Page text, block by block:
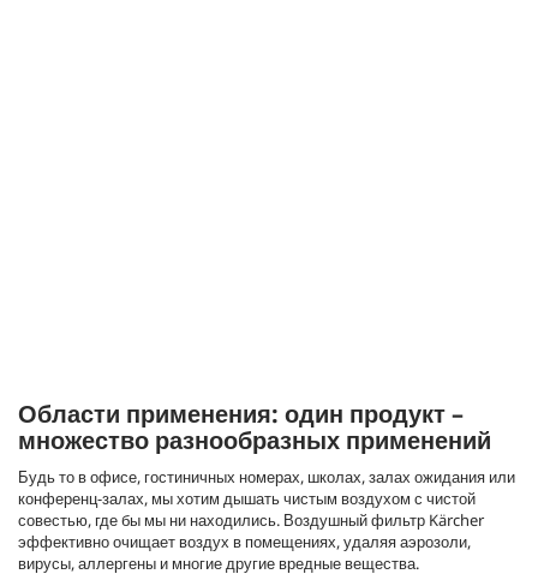
Области применения: один продукт –
множество разнообразных применений
Будь то в офисе, гостиничных номерах, школах, залах ожидания или
конференц-залах, мы хотим дышать чистым воздухом с чистой
совестью, где бы мы ни находились. Воздушный фильтр Kärcher
эффективно очищает воздух в помещениях, удаляя аэрозоли,
вирусы, аллергены и многие другие вредные вещества.